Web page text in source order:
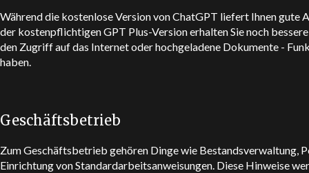
Während die kostenlose Version vonChatGPT liefert Ihnen gute
der kostenpflichtigen GPT Plus-Version erhalten Sie noch
den Zugriff auf das Internet oder hochgeladene Dokumente -
haben.
Geschäftsbetrieb
Zum Geschäftsbetrieb gehören Dinge wie Bestandsverwaltung,
Einrichtung von Standardarbeitsanweisungen. Diese Hinweise